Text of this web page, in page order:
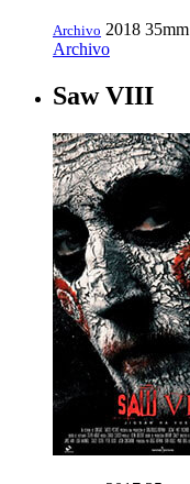
Archivo 2018 35mm
Archivo
Saw VIII